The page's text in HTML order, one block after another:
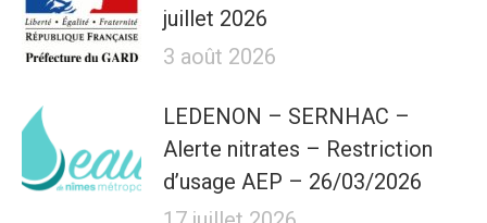
juillet 2026
3 août 2026
LEDENON – SERNHAC –
Alerte nitrates – Restriction
d’usage AEP – 26/03/2026